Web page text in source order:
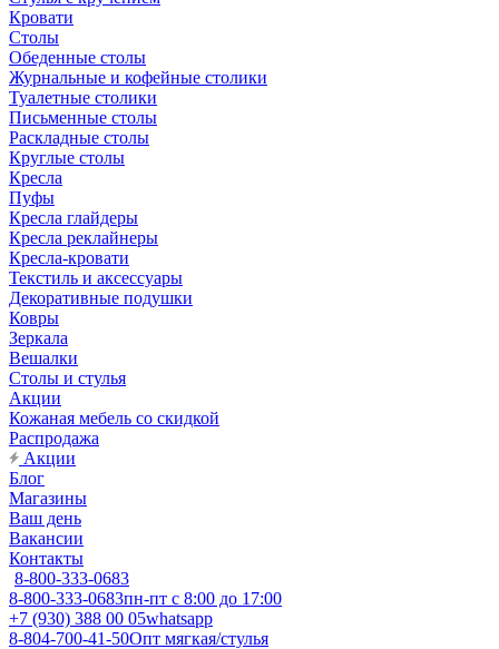
Кровати
Столы
Обеденные столы
Журнальные и кофейные столики
Туалетные столики
Письменные столы
Раскладные столы
Круглые столы
Кресла
Пуфы
Кресла глайдеры
Кресла реклайнеры
Кресла-кровати
Текстиль и аксессуары
Декоративные подушки
Ковры
Зеркала
Вешалки
Столы и стулья
Акции
Кожаная мебель со скидкой
Распродажа
Акции
Блог
Магазины
Ваш день
Вакансии
Контакты
8-800-333-0683
8-800-333-0683пн-пт с 8:00 до 17:00
+7 (930) 388 00 05whatsapp
8-804-700-41-50Опт мягкая/стулья